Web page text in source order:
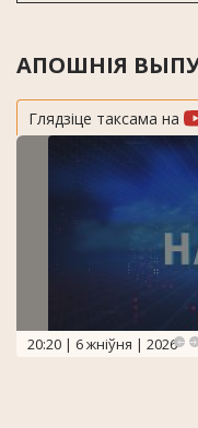
АПОШНІЯ
Глядзіце таксама на
20:20 | 6 жніўня | 2026